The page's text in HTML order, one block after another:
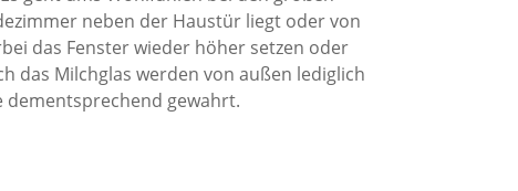
neben der Haustür liegt oder von
das Fenster wieder höher setzen oder
das Milchglas werden von außen lediglich
dementsprechend gewahrt.